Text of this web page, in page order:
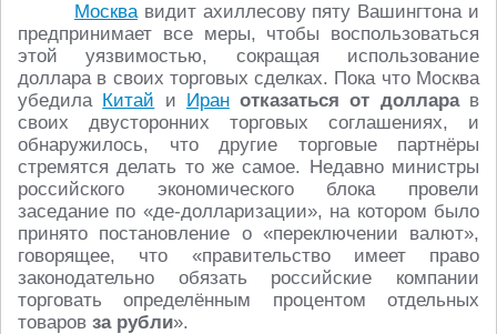
Москвавидит ахиллесову пяту Вашингтона и
предпринимает все меры, чтобы воспользоваться
этой уязвимостью, сокращая использование
доллара в своих торговых сделках. Пока что Москва
убедила Китай и Иран отказаться от долларав
своих двусторонних торговых соглашениях, и
обнаружилось, что другие торговые партнёры
стремятся делать то же самое. Недавно министры
российского экономического блока провели
заседание по «де-долларизации», на котором было
принято постановление о «переключении валют»,
говорящее, что «правительство имеет право
законодательно обязать российские компании
торговать определённым процентом отдельных
товаров за рубли».